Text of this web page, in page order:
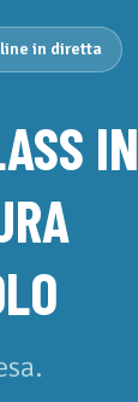
in diretta
IN